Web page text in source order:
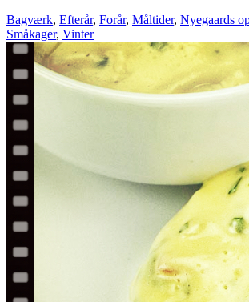
Bagværk, Efterår, Forår, Måltider, Nyegaards
Småkager, Vinter